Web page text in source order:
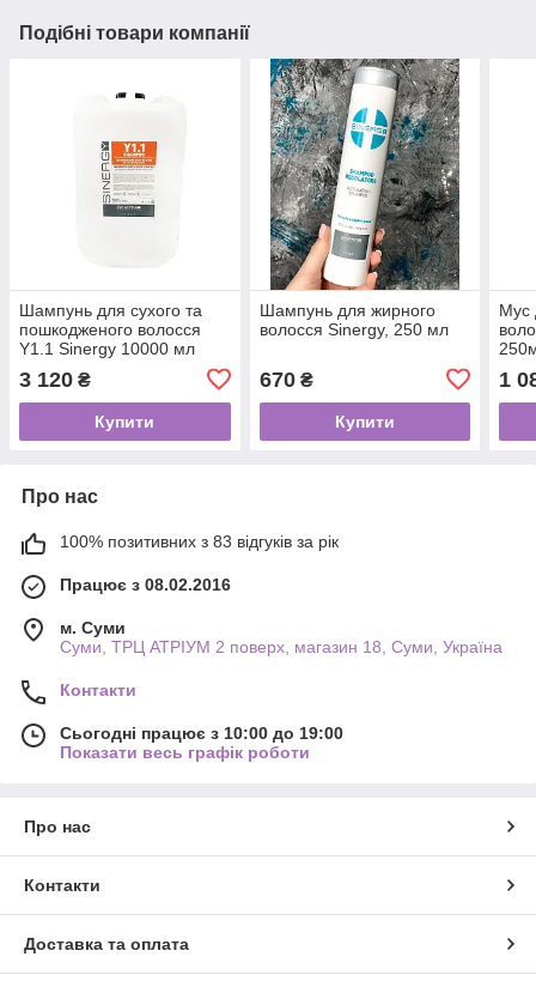
Подібні товари компанії
Шампунь для сухого та
пошкодженого волосся
Y1.1 Sinergy 10000 мл
3 120 ₴
Купити
Шампунь для жирного
волосся Sinergy, 250 мл
670₴
Купити
Мус
1
Про нас
100% позитивних з 83 відгуків за рік
Працює з 08.02.2016
м. Суми
Суми, ТРЦ АТРІУМ 2 поверх, магазин 18, Суми, Україна
Контакти
Сьогодні працює з 10:00 до 19:00
Показати весь графік роботи
Про нас
Контакти
Доставка та оплата